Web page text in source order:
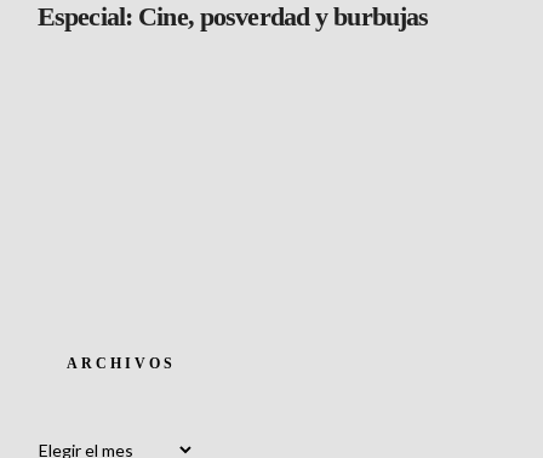
Especial: Cine, posverdad y burbujas
ARCHIVOS